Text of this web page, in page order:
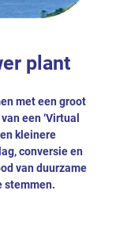
plant
met een groot
een ‘Virtual
kleinere
conversie en
van duurzame
stemmen.